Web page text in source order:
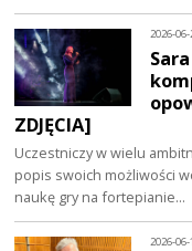
2026-
ZDJĘCIA]
Uczestniczy w wielu
popis swoich możliwości
naukę gry na fortepianie…
2026-